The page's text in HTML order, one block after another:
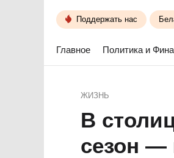
Поддержать нас
Главное Политика и
ЖИЗНЬ
В
сезон —